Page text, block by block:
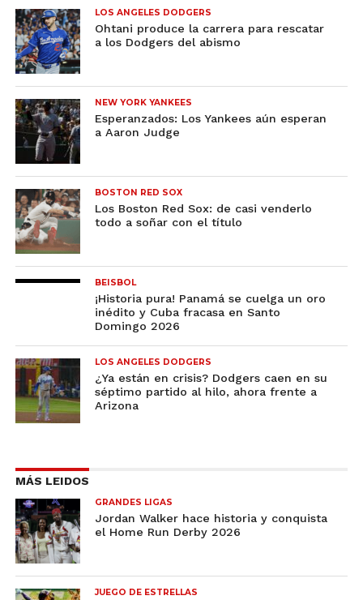
LOS ANGELES DODGERS
Ohtani produce la carrera para rescatar
a los Dodgers del abismo
NEW YORK YANKEES
Esperanzados: Los Yankees aún esperan
a Aaron Judge
BOSTON RED SOX
Los Boston Red Sox: de casi venderlo
todo a soñar con el título
BEISBOL
¡Historia pura! Panamá se cuelga un oro
inédito y Cuba fracasa en Santo
Domingo 2026
LOS ANGELES DODGERS
¿Ya están en crisis? Dodgers caen en su
séptimo partido al hilo, ahora frente a
Arizona
MÁS LEIDOS
GRANDES LIGAS
Jordan Walker hace historia y conquista
el Home Run Derby 2026
JUEGO DE ESTRELLAS